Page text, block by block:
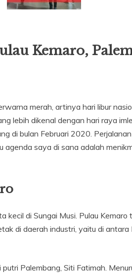
Kemaro,
merah, artinya hari libur
lebih dikenal dengan hari raya
di bulan Februari 2020.
agenda saya di sana adalah
kecil di Sungai Musi. Pulau
di daerah industri, yaitu di
Palembang, Siti Fatimah.